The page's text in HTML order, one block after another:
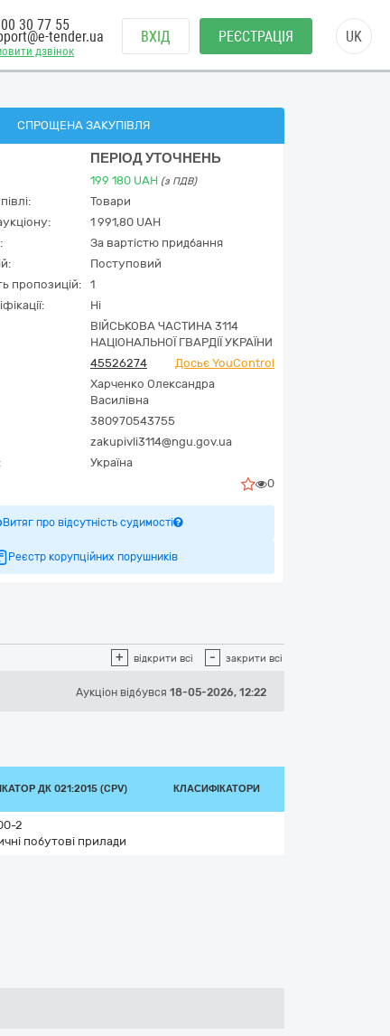
дзвінок
30 77 55
tender.ua ВХІД РЕЄСТРАЦІЯ UK
СПРОЩЕНА ЗАКУПІВЛЯ
ПЕРІОД УТОЧНЕНЬ
199 180 UAH (з ПДВ)
Товари
1 991,80 UAH
За вартістю придбання
Поступовий
пропозицій:
1
Ні
ВІЙСЬКОВА ЧАСТИНА 3114
НАЦІОНАЛЬНОЇ ГВАРДІЇ УКРАЇНИ
45526274 Досьє YouControl
Харченко Олександра
Василівна
380970543755
zakupivli3114@ngu.gov.ua
Україна
0
Витяг про відсутність судимості
Реєстр корупційних порушників
+ відкрити всі - закрити всі
Аукціон відбувся 18-05-2026, 12:22
ДК 021:2015 (CPV) КЛАСИФІКАТОРИ
2
побутові прилади